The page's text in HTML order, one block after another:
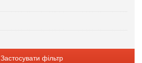
Застосувати фільтр